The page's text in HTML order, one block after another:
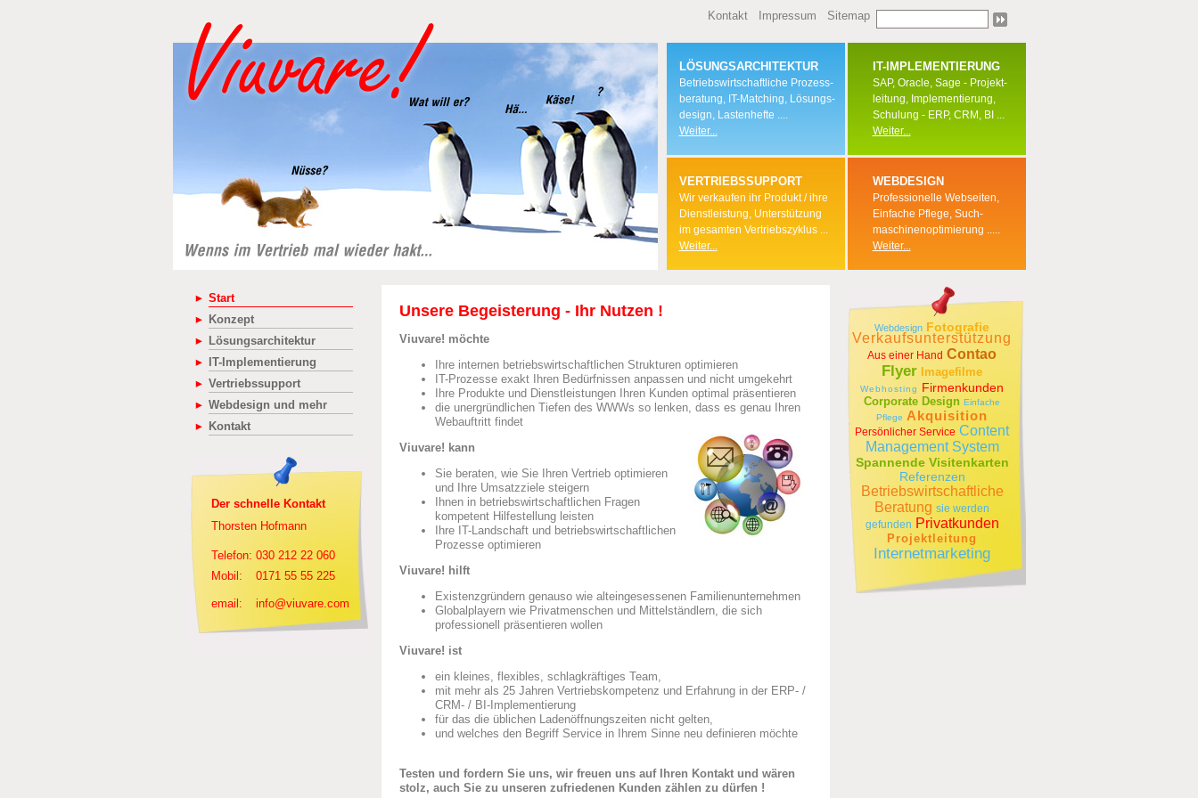
Kontakt Impressum Sitemap
LÖSUNGSARCHITEKTUR
Betriebswirtschaftliche Prozess-
beratung, IT-Matching, Lösungs-
design, Lastenhefte ....
Weiter...
IT-IMPLEMENTIERUNG
SAP, Oracle, Sage - Projekt-
leitung, Implementierung,
Schulung - ERP, CRM, BI ...
Weiter...
VERTRIEBSSUPPORT
Wir verkaufen ihr Produkt / ihre
Dienstleistung, Unterstützung
im gesamten Vertriebszyklus ...
Weiter...
WEBDESIGN
Professionelle Webseiten,
Einfache Pflege, Such-
maschinenoptimierung .....
Weiter...
Start
Konzept
Lösungsarchitektur
IT-Implementierung
Vertriebssupport
Webdesign und mehr
Kontakt
Der schnelle Kontakt
Thorsten Hofmann
Telefon: 030 212 22 060
Mobil:
0171 55 55 225
email: info@viuvare.com
Webdesign Fotografie
Verkaufsunterstützung
Aus einer Hand Contao
Flyer Imagefilme
Webhosting Firmenkunden
Corporate Design Einfache
Pflege Akquisition
Persönlicher Service Content
Management System
Spannende Visitenkarten
Referenzen
Betriebswirtschaftliche
Beratung sie werden
gefunden Privatkunden
Projektleitung
Internetmarketing
Unsere Begeisterung - Ihr Nutzen !
Viuvare! möchte
Ihre internen betriebswirtschaftlichen Strukturen optimieren
IT-Prozesse exakt Ihren Bedürfnissen anpassen und nicht umgekehrt
Ihre Produkte und Dienstleistungen Ihren Kunden optimal präsentieren
die unergründlichen Tiefen des WWWs so lenken, dass es genau Ihren
Webauftritt findet
Viuvare! kann
Sie beraten, wie Sie Ihren Vertrieb optimieren
und Ihre Umsatzziele steigern
Ihnen in betriebswirtschaftlichen Fragen
kompetent Hilfestellung leisten
Ihre IT-Landschaft und betriebswirtschaftlichen
Prozesse optimieren
Viuvare! hilft
Existenzgründern genauso wie alteingesessenen Familienunternehmen
Globalplayern wie Privatmenschen und Mittelständlern, die sich
professionell präsentieren wollen
Viuvare! ist
ein kleines, flexibles, schlagkräftiges Team,
mit mehr als 25 Jahren Vertriebskompetenz und Erfahrung in der ERP- /
CRM- / BI-Implementierung
für das die üblichen Ladenöffnungszeiten nicht gelten,
und welches den Begriff Service in Ihrem Sinne neu definieren möchte
Testen und fordern Sie uns, wir freuen uns auf Ihren Kontakt und wären
stolz, auch Sie zu unseren zufriedenen Kunden zählen zu dürfen !